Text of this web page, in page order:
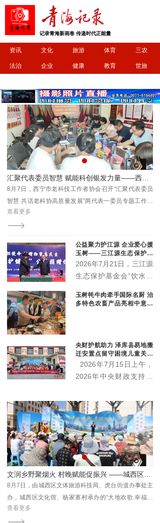
记录青海新画卷 传递时代正能量
资讯 文化 旅游 体育 三农
法治 企业 健康 教育 世旅
汇聚代表委员智慧 赋能科创银发力量——西宁市老科技工作者协会召开两代表一委员专题工作会议
8月7日，西宁市老科技工作者协会召开“汇聚代表委员
智慧 共话老科协高质量发展”两代表一委员专题工作会
议。协会聚集了会员中的党的十九大代表省市级历届及
现任党代表、人大代表、政协委员40余名。他们是协会
伍。本次专题会议由部分各级代表委员参会。
查看更多
公益聚力护江源 企业爱心援
玉树——三江源生态保护基
金会爱心企业捐赠暨座谈交
2026年7月21日，三江源
生态保护基金会“饮水思
政企座谈交流会在玉树隆
副主席才多杰、郑州安图
生物科技有限公司总经理
王晓军、大魏盛唐（青
关部门、三江源国家公园
各园区管委会及基层代表
参加活动。
玉树牦牛肉牵手国际名厨 治
多特色农畜产品亮相中意丝
央财护航助力 泽库县易地搬
迁安置点留守困境儿童关爱
项目启动
2026年7月15日上午，
2026年中央财政支持社
——泽库县牧区易地搬迁
安置点留守困境儿童关爱
服务项目，在泽库县东格
尔社区启动。
文润乡野聚烟火 村晚赋能促振兴 ——城西区杨家寨沉浸式乡村文旅活动点亮群众生活
8月7日，由城西区文体旅游科技局、虎台街道办事处主
办，城西区文化馆、杨家寨村承办的“大地欢歌 幸福西
区”主题村晚精彩启幕。
查看更多